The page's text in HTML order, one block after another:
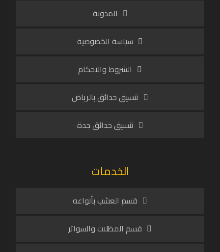
المدونة
سياسة الخصوصية
الشروط والاحكام
تنسيق حدائق بالرياض
تنسيق حدائق جدة
الخدمات
قسم العشب بأنواعه
قسم المظلات والسواتر